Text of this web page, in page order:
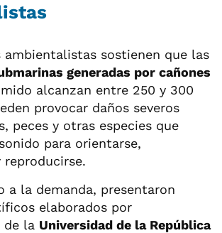
ambientalistas sostienen que las
generadas por cañones
alcanzan entre 250 y 300
provocar daños severos
peces y otras especies que
para orientarse,
reproducirse.
a la demanda, presentaron
elaborados por
de la Universidad de la República